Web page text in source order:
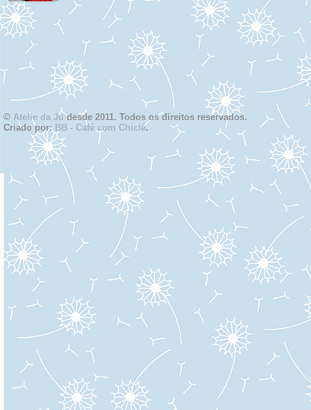
© Atelie da Judesde 2011. Todos os direitos reservados.
Criado por: BB - Café com Chiclé.